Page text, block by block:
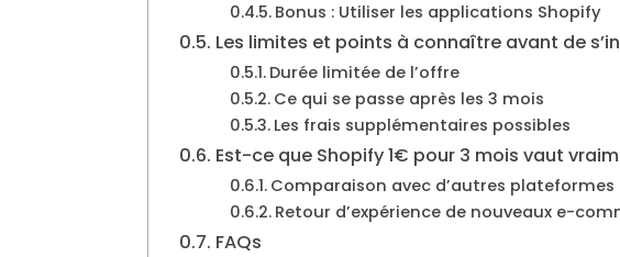
Bonus : Utiliser les applications Shopify
Les limites et points à connaître avant de
Durée limitée de l’offre
Ce qui se passe après les 3 mois
Les frais supplémentaires possibles
Est-ce que Shopify 1€ pour 3 mois vaut
Comparaison avec d’autres
Retour d’expérience de nouveaux e-
FAQs